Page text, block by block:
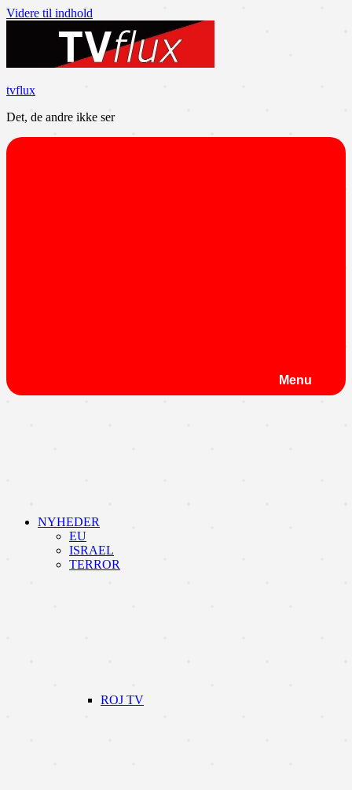
Videre til indhold
tvflux
Det, de andre ikke ser
Menu
NYHEDER
EU
ISRAEL
TERROR
ROJ TV